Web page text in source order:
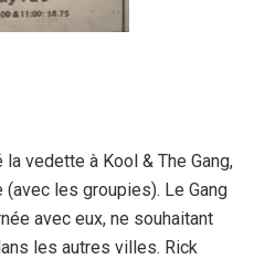
vedette à Kool & The Gang,
les groupies). Le Gang
avec eux, ne souhaitant
les autres villes. Rick